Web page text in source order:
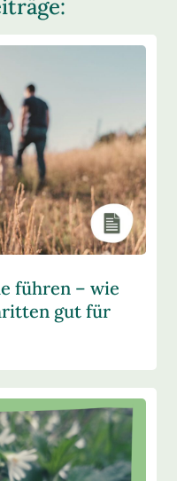
führen – wie
gut für